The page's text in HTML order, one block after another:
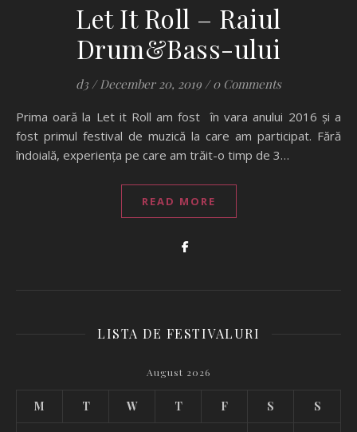
Let It Roll – Raiul
Drum&Bass-ului
d3 / December 20, 2019 / 0 Comments
Prima oară la Let it Roll am fost în vara anului 2016 și a
fost primul festival de muzică la care am participat. Fără
îndoială, experiența pe care am trăit-o timp de 3…
READ MORE
LISTA DE FESTIVALURI
August 2026
M T W T F S S